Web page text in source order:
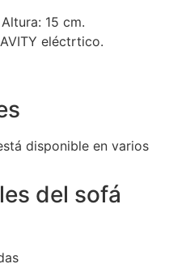
15 cm.
eléctrtico.
disponible en varios
del sofá